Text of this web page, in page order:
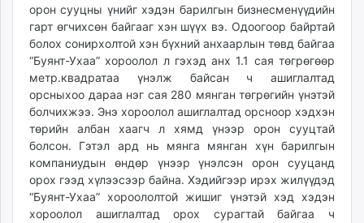
орон сууцны үнийг хэдэн барилгын бизнесменүүдийн
гарт өгчихсөн байгааг хэн шүүх вэ. Одоогоор байртай
болох сонирхолтой хэн бүхний анхаарлын төвд байгаа
“Буянт-Ухаа” хороолол л гэхэд анх 1.1 сая төгрөгөөр
метр.квадратаа үнэлж байсан ч ашиглалтад
орсныхоо дараа нэг сая 280 мянган төгрөгийн үнэтэй
болчихжээ. Энэ хороолол ашиглалтад орсноор хэдхэн
төрийн албан хаагч л хямд үнээр орон сууцтай
болсон. Гэтэл ард нь мянга мянган хүн барилгын
компаниудын өндөр үнээр үнэлсэн орон сууцанд
орох гээд хүлээсээр байна. Хэдийгээр ирэх жилүүдэд
“Буянт-Ухаа” хороололтой жишиг үнэтэй хэд хэдэн
хороолол ашиг­лалтад орох сурагтай байгаа ч